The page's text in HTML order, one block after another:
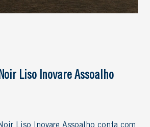
Liso Inovare Assoalho